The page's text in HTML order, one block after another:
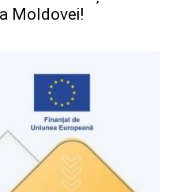
Moldovei!